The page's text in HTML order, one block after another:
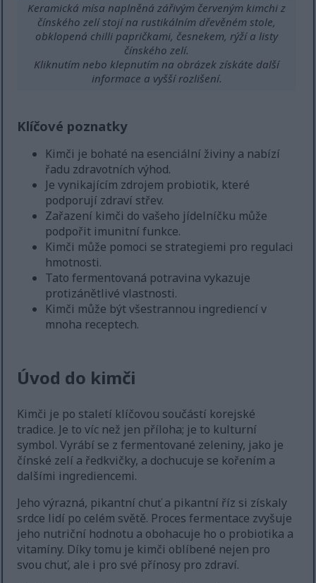
Keramická mísa naplněná zářivým červeným kimchi z
čínského zelí stojí na rustikálním dřevěném stole,
obklopená chilli papričkami, česnekem, rýží a listy
čínského zelí.
Kliknutím nebo klepnutím na obrázek získáte další
informace a vyšší rozlišení.
Klíčové poznatky
Kimči je bohaté na esenciální živiny a nabízí
řadu zdravotních výhod.
Je vynikajícím zdrojem probiotik, které
podporují zdraví střev.
Zařazení kimči do vašeho jídelníčku může
podpořit imunitní funkce.
Kimči může pomoci se strategiemi pro regulaci
hmotnosti.
Tato fermentovaná potravina vykazuje
protizánětlivé vlastnosti.
Kimči může být všestrannou ingrediencí v
mnoha receptech.
Úvod do kimči
Kimči je po staletí klíčovou součástí korejské
tradice. Je to víc než jen příloha; je to kulturní
symbol. Vyrábí se z fermentované zeleniny, jako je
čínské zelí a ředkvičky, a dochucuje se kořením a
dalšími ingrediencemi.
Jeho výrazná, pikantní chuť a pikantní říz si získaly
srdce lidí po celém světě. Proces fermentace zvyšuje
jeho nutriční hodnotu a obohacuje ho o probiotika a
vitamíny. Díky tomu je kimči oblíbené nejen pro
svou chuť, ale i pro své přínosy pro zdraví.